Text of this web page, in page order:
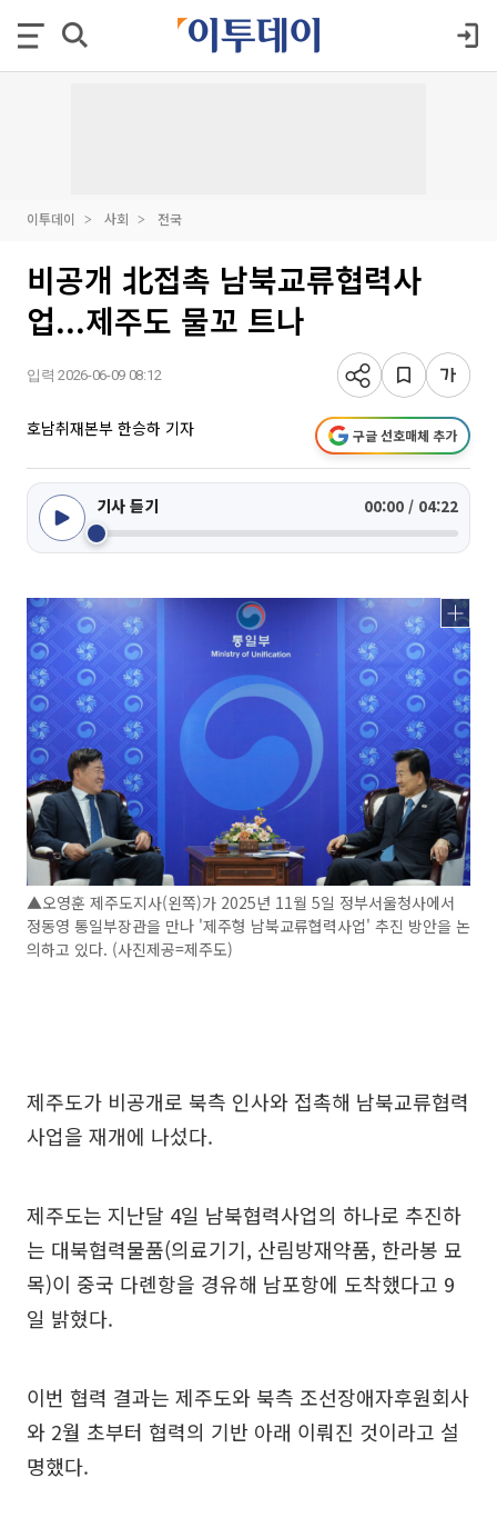
이투데이 사회 전국
비공개 北접촉 남북교류협력사
업...제주도 물꼬 트나
입력 2026-06-09 08:12
호남취재본부 한승하 기자 구글 선호매체 추가
기사 듣기 00:00 / 04:22
▲오영훈 제주도지사(왼쪽)가 2025년 11월 5일 정부서울청사에서
정동영 통일부장관을 만나 '제주형 남북교류협력사업' 추진 방안을 논
의하고 있다. (사진제공=제주도)
제주도가 비공개로 북측 인사와 접촉해 남북교류협력
사업을 재개에 나섰다.
제주도는 지난달 4일 남북협력사업의 하나로 추진하
는 대북협력물품(의료기기, 산림방재약품, 한라봉 묘
목)이 중국 다롄항을 경유해 남포항에 도착했다고 9
일 밝혔다.
이번 협력 결과는 제주도와 북측 조선장애자후원회사
와 2월 초부터 협력의 기반 아래 이뤄진 것이라고 설
명했다.